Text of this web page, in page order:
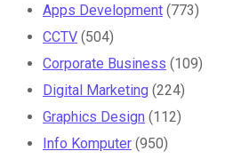
Apps Development (773)
CCTV (504)
Corporate Business (109)
Digital Marketing (224)
Graphics Design (112)
Info Komputer (950)